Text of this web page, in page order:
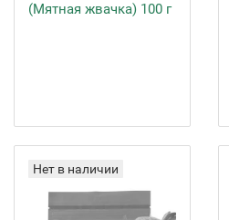
(Мятная жвачка) 100 г
Нет в наличии